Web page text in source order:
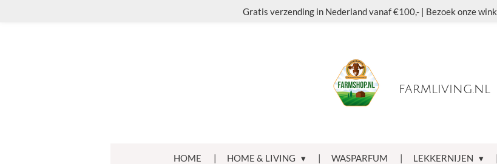
Gratis verzending in Nederland vanaf €100,- | Bezoek onze
farmliving.nl
HOME HOME & LIVING WASPARFUM LEKKERNIJEN